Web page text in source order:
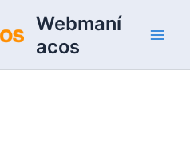
Webmaní
acos